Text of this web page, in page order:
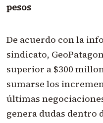
pesos
De acuerdo con la
sindicato,
superior a $300
sumarse los
últimas
genera dudas dentro